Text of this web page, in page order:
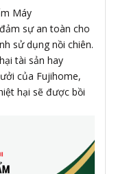
Máy
sự an toàn cho
sử dụng nồi chiên.
tài sản hay
của Fujihome,
hại sẽ được bồi